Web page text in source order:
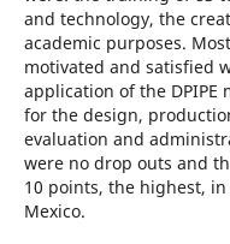
and technology, the
academic purposes.
motivated and satisfied
application of the DPIPE
for the design,
evaluation and
were no drop outs and
10 points, the highest,
Mexico.